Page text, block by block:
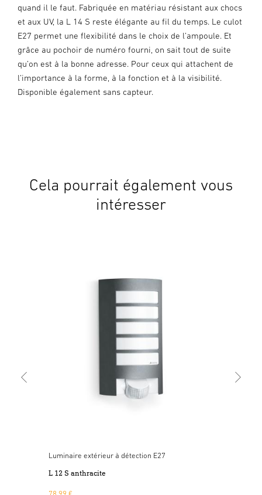
quand il le faut. Fabriquée en matériau résistant aux chocs
et aux UV, la L 14 S reste élégante au fil du temps. Le culot
E27 permet une flexibilité dans le choix de l’ampoule. Et
grâce au pochoir de numéro fourni, on sait tout de suite
qu’on est à la bonne adresse. Pour ceux qui attachent de
l’importance à la forme, à la fonction et à la visibilité.
Disponible également sans capteur.
Cela pourrait également vous
intéresser
Luminaire extérieur à détection E27
L 12 S anthracite